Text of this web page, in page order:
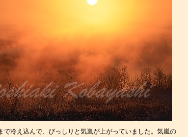
冷え込んで、びっしりと気嵐が上がっていました。気嵐の